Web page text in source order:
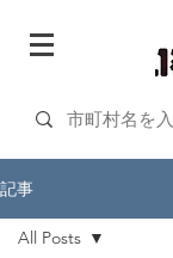
記事
All Posts